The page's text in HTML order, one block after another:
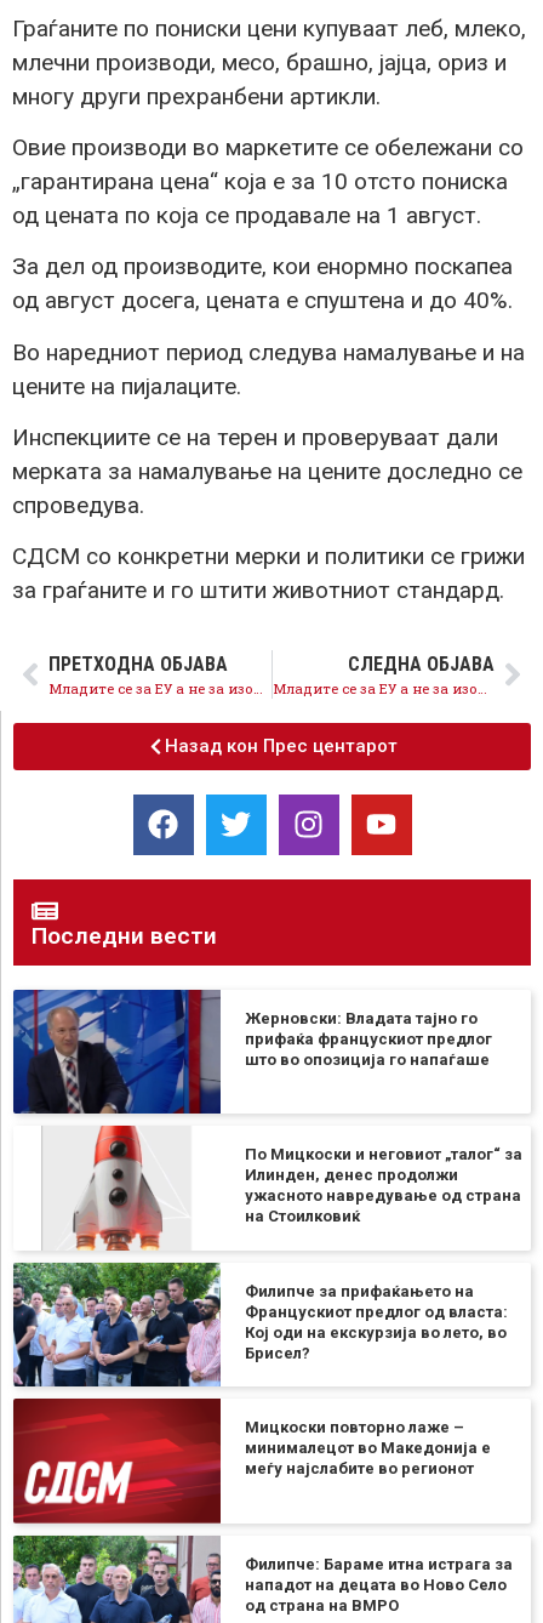
Граѓаните по пониски цени купуваат леб, млеко,
млечни производи, месо, брашно, јајца, ориз и
многу други прехранбени артикли.
Овие производи во маркетите се обележани со
„гарантирана цена“ која е за 10 отсто пониска
од цената по која се продавале на 1 август.
За дел од производите, кои енормно поскапеа
од август досега, цената е спуштена и до 40%.
Во наредниот период следува намалување и на
цените на пијалаците.
Инспекциите се на терен и проверуваат дали
мерката за намалување на цените доследно се
спроведува.
СДСМ со конкретни мерки и политики се грижи
за граѓаните и го штити животниот стандард.
ПРЕТХОДНА ОБЈАВА СЛЕДНА ОБЈАВА
Назад кон Прес центарот
Последни вести
Жерновски: Владата тајно го
прифаќа францускиот предлог
што во опозиција го напаѓаше
По Мицкоски и неговиот „талог“ за
Илинден, денес продолжи
ужасното навредување од страна
на Стоилковиќ
Филипче за прифаќањето на
Францускиот предлог од власта:
Кој оди на екскурзија во лето, во
Брисел?
Мицкоски повторно лаже –
минималецот во Македонија е
меѓу најслабите во регионот
Филипче: Бараме итна истрага за
нападот на децата во Ново Село
од страна на ВМРО